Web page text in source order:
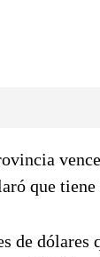
que
de dólares